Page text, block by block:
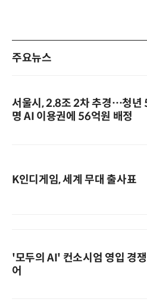
주요뉴스
서울시, 2.8조 2차 추경…청년
명 AI 이용권에 56억원 배정
K인디게임, 세계 무대 출사표
'모두의 AI' 컨소시엄 영입 경
어